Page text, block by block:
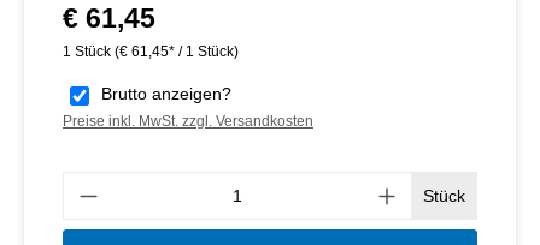
Regulärer Preis:
€ 61,45
1 Stück (€ 61,45* / 1 Stück)
Brutto anzeigen?
Preise inkl. MwSt. zzgl. Versandkosten
Stück